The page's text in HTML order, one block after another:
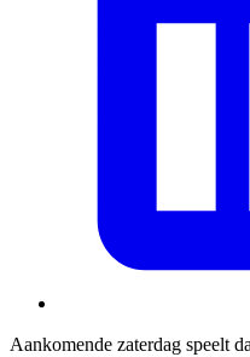
Aankomende zaterdag speelt